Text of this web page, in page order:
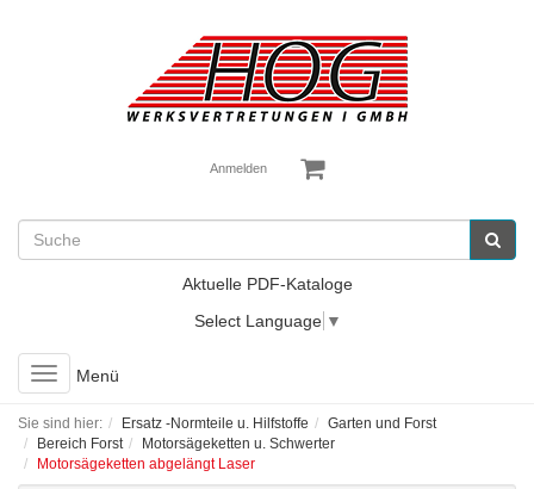
Anmelden
Aktuelle PDF-Kataloge
Select Language ▼
Toggle
navigation
Menü
Sie sind hier: Ersatz -Normteile u. Hilfstoffe
Garten und Forst
Bereich Forst
Motorsägeketten u. Schwerter
Motorsägeketten abgelängt Laser